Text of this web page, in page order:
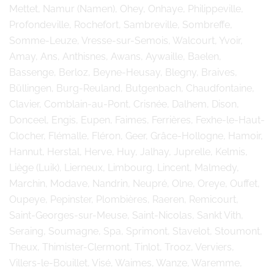
Mettet, Namur (Namen), Ohey, Onhaye, Philippeville,
Profondeville, Rochefort, Sambreville, Sombreffe,
Somme-Leuze, Vresse-sur-Semois, Walcourt, Yvoir,
Amay, Ans, Anthisnes, Awans, Aywaille, Baelen,
Bassenge, Berloz, Beyne-Heusay, Blegny, Braives,
Büllingen, Burg-Reuland, Butgenbach, Chaudfontaine,
Clavier, Comblain-au-Pont, Crisnée, Dalhem, Dison,
Donceel, Engis, Eupen, Faimes, Ferrières, Fexhe-le-Haut-
Clocher, Flémalle, Fléron, Geer, Grâce-Hollogne, Hamoir,
Hannut, Herstal, Herve, Huy, Jalhay, Juprelle, Kelmis,
Liège (Luik), Lierneux, Limbourg, Lincent, Malmedy,
Marchin, Modave, Nandrin, Neupré, Olne, Oreye, Ouffet,
Oupeye, Pepinster, Plombières, Raeren, Remicourt,
Saint-Georges-sur-Meuse, Saint-Nicolas, Sankt Vith,
Seraing, Soumagne, Spa, Sprimont, Stavelot, Stoumont,
Theux, Thimister-Clermont, Tinlot, Trooz, Verviers,
Villers-le-Bouillet, Visé, Waimes, Wanze, Waremme,